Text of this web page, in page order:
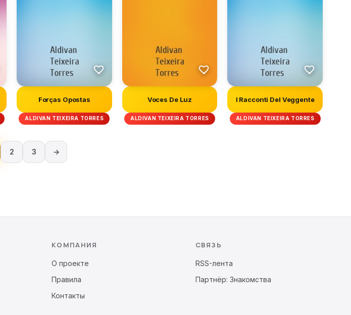
Forças Opostas
ALDIVAN TEIXEIRA TORRES
Voces De Luz
ALDIVAN TEIXEIRA TORRES
I Racconti Del Veggente
ALDIVAN TEIXEIRA TORRES
2 3 →
КОМПАНИЯ
О проекте
Правила
Контакты
СВЯЗЬ
RSS-лента
Партнёр: Знакомства